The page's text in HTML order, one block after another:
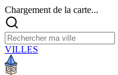
Chargement de la carte...
VILLES